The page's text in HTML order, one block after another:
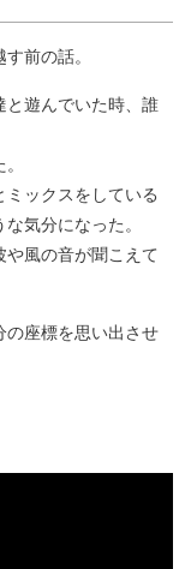
前の話。
と遊んでいた時、誰
ックスをしている
気分になった。
風の音が聞こえて
座標を思い出させ